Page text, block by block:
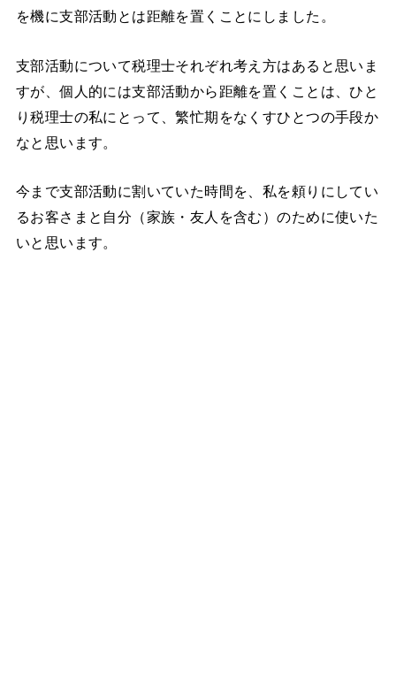
を機に支部活動とは距離を置くことにしました。
支部活動について税理士それぞれ考え方はあると思いま
すが、個人的には支部活動から距離を置くことは、ひと
り税理士の私にとって、繁忙期をなくすひとつの手段か
なと思います。
今まで支部活動に割いていた時間を、私を頼りにしてい
るお客さまと自分（家族・友人を含む）のために使いた
いと思います。